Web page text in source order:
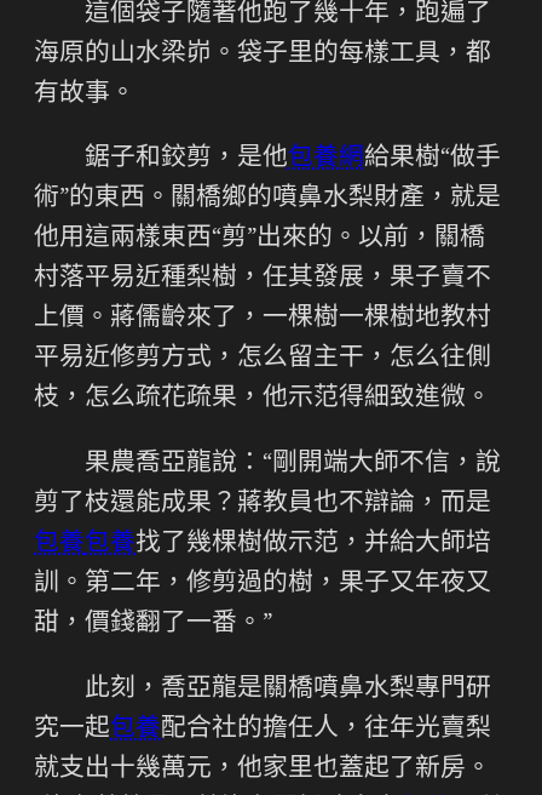
這個袋子隨著他跑了幾十年，跑遍了
海原的山水梁峁。袋子里的每樣工具，都
有故事。
鋸子和鉸剪，是他包養網給果樹“做手
術”的東西。關橋鄉的噴鼻水梨財產，就是
他用這兩樣東西“剪”出來的。以前，關橋
村落平易近種梨樹，任其發展，果子賣不
上價。蔣儒齡來了，一棵樹一棵樹地教村
平易近修剪方式，怎么留主干，怎么往側
枝，怎么疏花疏果，他示范得細致進微。
果農喬亞龍說：“剛開端大師不信，說
剪了枝還能成果？蔣教員也不辯論，而是
包養包養找了幾棵樹做示范，并給大師培
訓。第二年，修剪過的樹，果子又年夜又
甜，價錢翻了一番。”
此刻，喬亞龍是關橋噴鼻水梨專門研
究一起包養配合社的擔任人，往年光賣梨
就支出十幾萬元，他家里也蓋起了新房。